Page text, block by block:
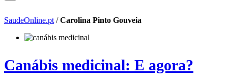
SaudeOnline.pt /Carolina Pinto Gouveia
Canábis medicinal: E agora?